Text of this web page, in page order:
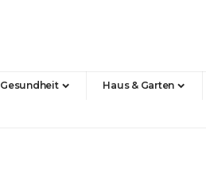
Gesundheit Haus & Garten